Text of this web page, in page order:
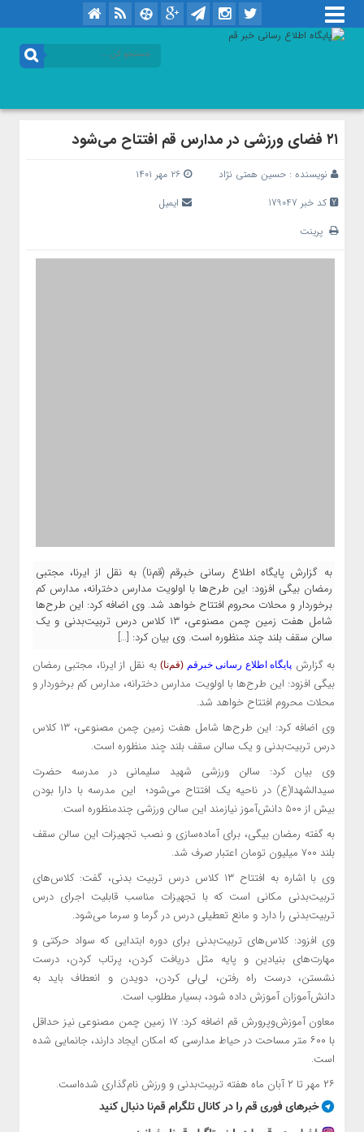
۲۱ فضای ورزشی در مدارس قم افتتاح می‌شود
نویسنده : حسین همتی نژاد
۲۶ مهر ۱۴۰۱
کد خبر 179047
ایمیل
پرینت
به گزارش پایگاه اطلاع رسانی خبرقم (قم‌نا) به نقل از ایرنا،‌ مجتبی
رمضان بیگی افزود: این طرح‌ها با اولویت مدارس دخترانه، مدارس کم
برخوردار و محلات محروم افتتاح خواهد شد. وی اضافه کرد: این طرح‌ها
شامل هفت زمین چمن مصنوعی، ۱۳ کلاس درس تربیت‌بدنی و یک
سالن سقف بلند چند منظوره است. وی بیان کرد: […]
به گزارش پایگاه اطلاع رسانی خبرقم (قم‌نا)
به نقل از ایرنا،‌ مجتبی رمضان
بیگی افزود: این طرح‌ها با اولویت مدارس دخترانه، مدارس کم برخوردار و
محلات محروم افتتاح خواهد شد.
وی اضافه کرد: این طرح‌ها شامل هفت زمین چمن مصنوعی، ۱۳ کلاس
درس تربیت‌بدنی و یک سالن سقف بلند چند منظوره است.
وی بیان کرد: سالن ورزشی شهید سلیمانی در مدرسه حضرت
سیدالشهدا(ع) در ناحیه یک افتتاح می‌شود؛ این مدرسه با دارا بودن
بیش از ۵۰۰ دانش‌آموز نیازمند این سالن ورزشی چندمنظوره است.
به گفته رمضان بیگی، برای آماده‌سازی و نصب تجهیزات این سالن سقف
بلند ۷۰۰ میلیون تومان اعتبار صرف شد.
وی با اشاره به افتتاح ۱۳ کلاس درس تربیت بدنی، گفت: کلاس‌های
تربیت‌بدنی مکانی است که با تجهیزات مناسب قابلیت اجرای درس
تربیت‌بدنی را دارد و مانع تعطیلی درس در گرما و سرما می‌شود.
وی افزود: کلاس‌های تربیت‌بدنی برای دوره ابتدایی که سواد حرکتی و
مهارت‌های بنیادین و پایه مثل دریافت کردن، پرتاب کردن، درست
نشستن، درست راه رفتن، لی‌لی کردن، دویدن و انعطاف باید به
دانش‌آموزان آموزش داده شود، بسیار مطلوب است.
معاون آموزش‌وپرورش قم اضافه کرد: ۱۷ زمین چمن مصنوعی نیز حداقل
با ۶۰۰ متر مساحت در حیاط مدارسی که امکان ایجاد دارند، جانمایی شده
است.
۲۶ مهر تا ۲ آبان ماه هفته تربیت‌بدنی و ورزش نام‌گذاری شده‌است.